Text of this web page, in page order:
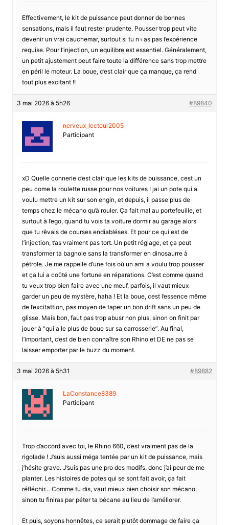
Effectivement, le kit de puissance peut donner de bonnes
sensations, mais il faut rester prudente. Pousser trop peut vite
devenir un vrai cauchemar, surtout si tu n♀as pas l’expérience
requise. Pour l’injection, un equilibre est essentiel. Généralement,
un petit ajustement peut faire toute la différence sans trop mettre
en péril le moteur. La boue, c’est clair que ça manque, ça rend
tout plus excitant !!
3 mai 2026 à 5h26 #89840
nerveux_lecteur2005
Participant
xD Quelle connerie c’est clair que les kits de puissance, cest un
peu come la roulette russe pour nos voitures ! jai un pote qui a
voulu mettre un kit sur son engin, et depuis, il passe plus de
temps chez le mécano qu’à rouler. Ça fait mal au portefeuille, et
surtout à l’ego, quand tu vois ta voiture dormir au garage alors
que tu rêvais de courses endiabléses. Et pour ce qui est de
l’injection, t’as vraiment pas tort. Un petit réglage, et ça peut
transformer ta bagnole sans la transformer en dinosaurre à
pétrole. Je me rappelle d’une fois où un ami a voulu trop pousser
et ça lui a coûté une fortune en réparations. C’est comme quand
tu veux trop bien faire avec une meuf, parfois, il vaut mieux
garder un peu de mystère, haha ! Et la boue, cest l’essence même
de l’excitattion, pas moyen de taper un bon drift sans un peu de
glisse. Mais bon, faut pas trop abusr non plus, sinon on finit par
jouer à “qui a le plus de boue sur sa carrosserie”. Au final,
l’important, c’est de bien connaître son Rhino et DE ne pas se
laisser emporter par le buzz du moment.
3 mai 2026 à 5h31 #89882
LaConstance8389
Participant
Trop d’accord avec toi, le Rhino 660, c’est vraiment pas de la
rigolade ! J’suis aussi méga tentée par un kit de puissance, mais
j’hésite grave. J’suis pas une pro des modifs, donc j’ai peur de me
planter. Les histoires de potes qui se sont fait avoir, ça fait
réfléchir… Comme tu dis, vaut mieux bien choisir son mécano,
sinon tu finiras par péter ta bécane au lieu de l’améliorer.
Et puis, soyons honnêtes, ce serait plutôt dommage de faire ça